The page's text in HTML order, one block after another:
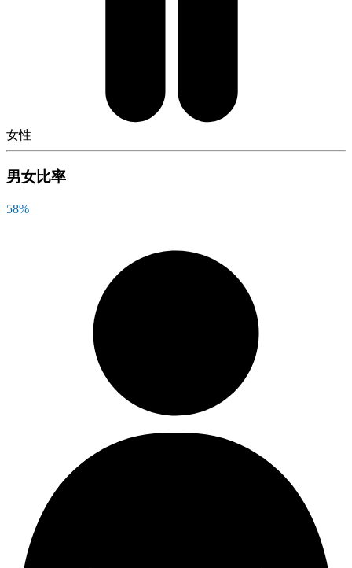
女性
男女比率
58%